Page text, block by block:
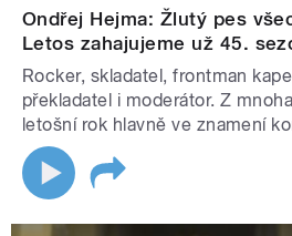
Ondřej Hejma: Žlutý pes
Letos zahajujeme už 45.
Rocker, skladatel, frontman
překladatel i moderátor. Z
letošní rok hlavně ve znamení